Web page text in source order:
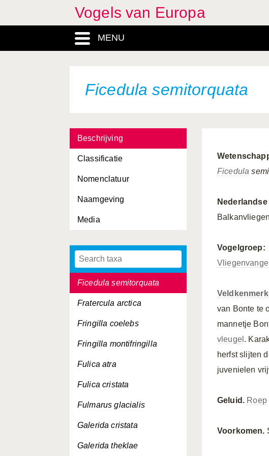
Vogels van Europa
MENU
Ficedula semitorquata
Beschrijving
Classificatie
Nomenclatuur
Naamgeving
Media
Falco biarmicus
Falco cherrug
Falco rusticolus
Falco subbuteo
Falco tinnunculus
Falco vespertinus
Ficedula albicollis
Ficedula parva
Ficedula semitorquata
Fratercula arctica
Fringilla coelebs
Fringilla montifringilla
Fulica atra
Fulica cristata
Fulmarus glacialis
Galerida cristata
Galerida theklae
Ficedula
Vogelgroep:
van Bonte te
mannetje
vleugel .
herfst slijten
juvenielen
Geluid. Roep
Voorkomen.